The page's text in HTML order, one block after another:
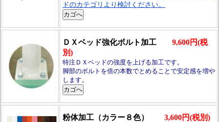
ドのカテゴリより検討ください。
ＤＸベッド強化ボルト加工 9,600円(税
別)
特注ＤＸベッドの強度を上げる加工です。
脚部のボルトを倍の本数でとめることで安定感を増や
します。
粉体加工（カラー８色） 3,600円(税別)